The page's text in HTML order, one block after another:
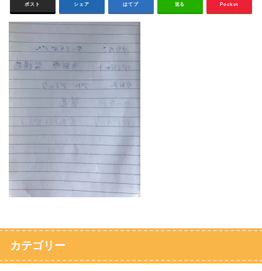
ポスト シェア はてブ 送る Pocket
カテゴリー